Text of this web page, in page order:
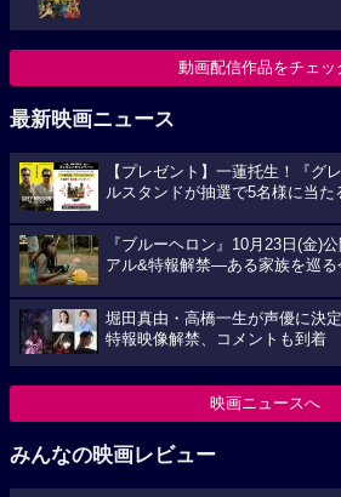
動画配信作品をチェッ
最新映画ニュース
【プレゼント】一蓮托生！『グ
ルスタンドが抽選で5名様に当た
『ブルーヘロン』10月23日(金)
アル&特報解禁―ある家族を巡る
堀田真由・高橋一生が声優に決
特報映像解禁、コメントも到着
映画ニュースへ
みんなの映画レビュー